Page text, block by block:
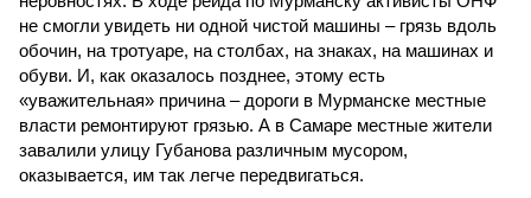
не смогли увидеть ни одной чистой машины – грязь вдоль
обочин, на тротуаре, на столбах, на знаках, на машинах и
обуви. И, как оказалось позднее, этому есть
«уважительная» причина – дороги в Мурманске местные
власти ремонтируют грязью. А в Самаре местные жители
завалили улицу Губанова различным мусором,
оказывается, им так легче передвигаться.